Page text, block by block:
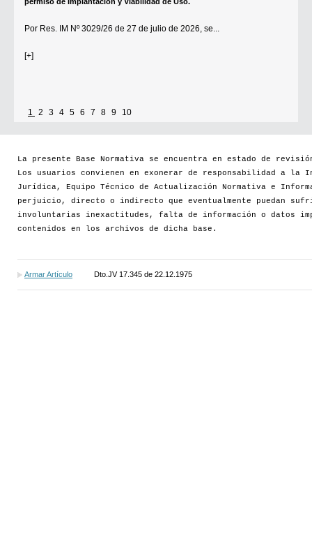
Por Res. IM Nº 3029/26 de 27 de julio de 2026, se...
[+]
1 2 3 4 5 6 7 8 9 10
La presente Base Normativa se encuentra en estado de
Los usuarios convienen en exonerar de responsabilidad a la
Jurídica, Equipo Técnico de Actualización Normativa e
perjuicio, directo o indirecto que eventualmente puedan
involuntarias inexactitudes, falta de información o datos
contenidos en los archivos de dicha base.
Armar Artículo Dto.JV 17.345 de 22.12.1975